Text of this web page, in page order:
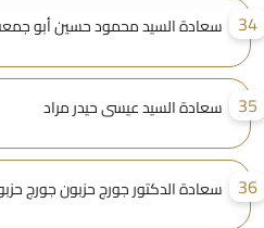
سعادة السيد محمود حسين أبو جمعه
سعادة السيد عيسى حيدر مراد
سعادة الدكتور جورج حزبون جورج حزبون